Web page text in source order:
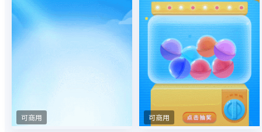
可商用 可商用